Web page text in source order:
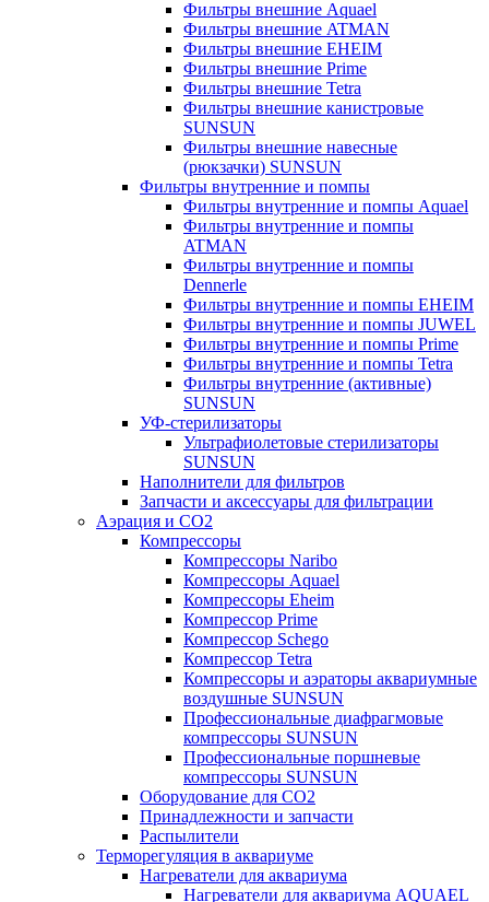
Фильтры внешние Aquael
Фильтры внешние ATMAN
Фильтры внешние EHEIM
Фильтры внешние Prime
Фильтры внешние Tetra
Фильтры внешние канистровые
SUNSUN
Фильтры внешние навесные
(рюкзачки) SUNSUN
Фильтры внутренние и помпы
Фильтры внутренние и помпы Aquael
Фильтры внутренние и помпы
ATMAN
Фильтры внутренние и помпы
Dennerle
Фильтры внутренние и помпы EHEIM
Фильтры внутренние и помпы JUWEL
Фильтры внутренние и помпы Prime
Фильтры внутренние и помпы Tetra
Фильтры внутренние (активные)
SUNSUN
УФ-стерилизаторы
Ультрафиолетовые стерилизаторы
SUNSUN
Наполнители для фильтров
Запчасти и аксессуары для фильтрации
Аэрация и CO2
Компрессоры
Компрессоры Naribo
Компрессоры Aquael
Компрессоры Eheim
Компрессор Prime
Компрессор Schego
Компрессор Tetra
Компрессоры и аэраторы аквариумные
воздушные SUNSUN
Профессиональные диафрагмовые
компрессоры SUNSUN
Профессиональные поршневые
компрессоры SUNSUN
Оборудование для CO2
Принадлежности и запчасти
Распылители
Терморегуляция в аквариуме
Нагреватели для аквариума
Нагреватели для аквариума AQUAEL